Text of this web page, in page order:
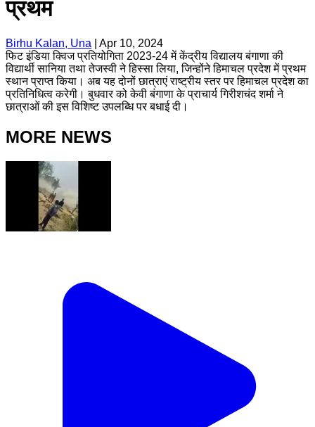
प्रथम
Birhu Kalan, Una
Apr 10, 2024
फिट इंडिया क्विज प्रतियोगिता 2023-24 में केंद्रीय विद्यालय बंगाणा की
विद्यार्थी सानिया तथा तेजस्वी ने हिस्सा लिया, जिन्होंने हिमाचल प्रदेश में प्रथम
स्थान प्राप्त किया। अब यह दोनों छात्राएं राष्ट्रीय स्तर पर हिमाचल प्रदेश का
प्रतिनिधित्व करेगी। बुधवार को केवी बंगाणा के प्राचार्य गिरीशचंद शर्मा ने
छात्राओं की इस विशिष्ट उपलब्धि पर बधाई दी।
MORE NEWS